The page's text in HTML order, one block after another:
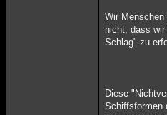
Wir
nicht, dass
Schlag" zu
Diese
Schiffsformen